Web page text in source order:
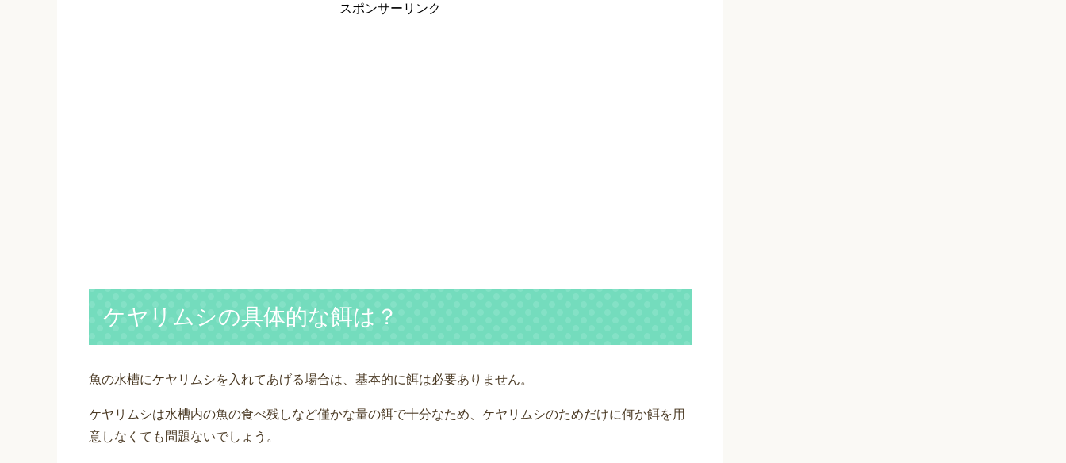
スポンサーリンク
ケヤリムシの具体的な餌は？
魚の水槽にケヤリムシを入れてあげる場合は、基本的に餌は必要ありません。
ケヤリムシは水槽内の魚の食べ残しなど僅かな量の餌で十分なため、ケヤリムシのためだけに何か餌を用
意しなくても問題ないでしょう。